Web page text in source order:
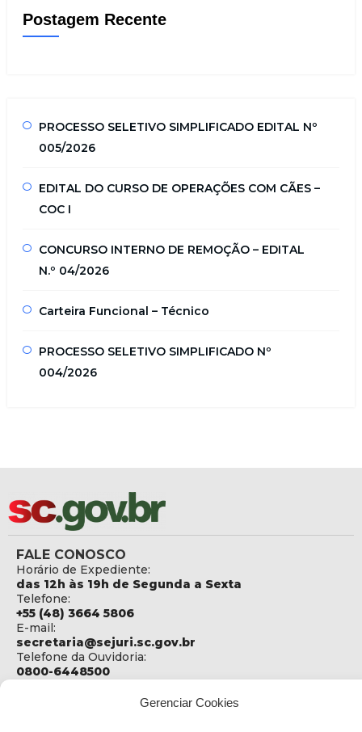
Gerenciar Cookies
Postagem Recente
PROCESSO SELETIVO SIMPLIFICADO EDITAL Nº
005/2026
EDITAL DO CURSO DE OPERAÇÕES COM CÃES –
COC I
CONCURSO INTERNO DE REMOÇÃO – EDITAL
N.º 04/2026
Carteira Funcional – Técnico
PROCESSO SELETIVO SIMPLIFICADO Nº
004/2026
FALE CONOSCO
Horário de Expediente:
das 12h às 19h de Segunda a Sexta
Telefone:
+55 (48) 3664 5806
E-mail:
secretaria@sejuri.sc.gov.br
Telefone da Ouvidoria:
0800-6448500